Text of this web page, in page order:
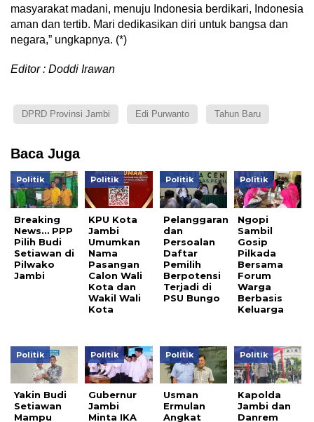
masyarakat madani, menuju Indonesia berdikari, Indonesia
aman dan tertib. Mari dedikasikan diri untuk bangsa dan
negara,” ungkapnya. (*)
Editor : Doddi Irawan
DPRD Provinsi Jambi Edi Purwanto Tahun Baru
Baca Juga
Politik
Breaking
News… PPP
Pilih Budi
Setiawan di
Pilwako
Jambi
Politik
KPU Kota
Jambi
Umumkan
Nama
Pasangan
Calon Wali
Kota dan
Wakil Wali
Kota
Politik
Pelanggaran
dan
Persoalan
Daftar
Pemilih
Berpotensi
Terjadi di
PSU Bungo
Politik
Ngopi
Sambil
Gosip
Pilkada
Bersama
Forum
Warga
Berbasis
Keluarga
Politik
Yakin Budi
Setiawan
Mampu
Politik
Gubernur
Jambi
Minta IKA
Politik
Usman
Ermulan
Angkat
Politik
Kapolda
Jambi dan
Danrem